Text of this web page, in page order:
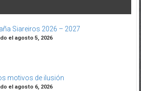
Siareiros 2026 – 2027
el agosto 5, 2026
motivos de ilusión
el agosto 6, 2026